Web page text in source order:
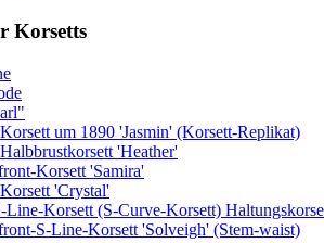
Korsetts
um 1890 'Jasmin' (Korsett-Replikat)
'Heather'
Korsett 'Samira'
'Crystal'
Line-Korsett (S-Curve-Korsett)
S-Line-Korsett 'Solveigh' (Stem-waist)